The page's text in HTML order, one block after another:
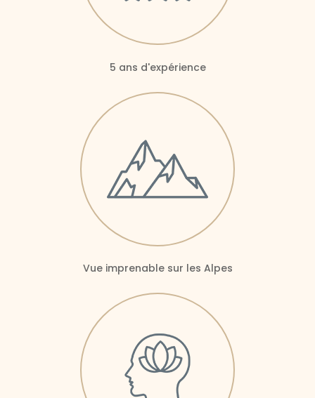
5 ans d'expérience
Vue imprenable sur les Alpes